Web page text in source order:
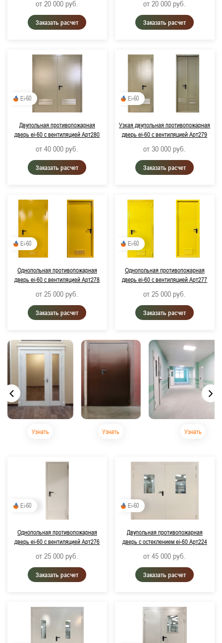
от 20 000 руб.
Заказать расчет
от 20 000 руб.
Заказать расчет
Ei-60
Двупольная противопожарная
дверь ei-60 с вентиляцией Арт280
от 40 000 руб.
Заказать расчет
Ei-60
Узкая двупольная противопожарная
дверь ei-60 с вентиляцией Арт279
от 30 000 руб.
Заказать расчет
Ei-60
Однопольная противопожарная
дверь ei-60 с вентиляцией Арт278
от 25 000 руб.
Заказать расчет
Ei-60
Однопольная противопожарная
дверь ei-60 с вентиляцией Арт277
от 25 000 руб.
Заказать расчет
Узнать Узнать Узнать
Ei-60
Однопольная противопожарная
дверь ei-60 с вентиляцией Арт276
от 25 000 руб.
Заказать расчет
Ei-60
Двупольная противопожарная
дверь с остеклением ei-60 Арт224
от 45 000 руб.
Заказать расчет